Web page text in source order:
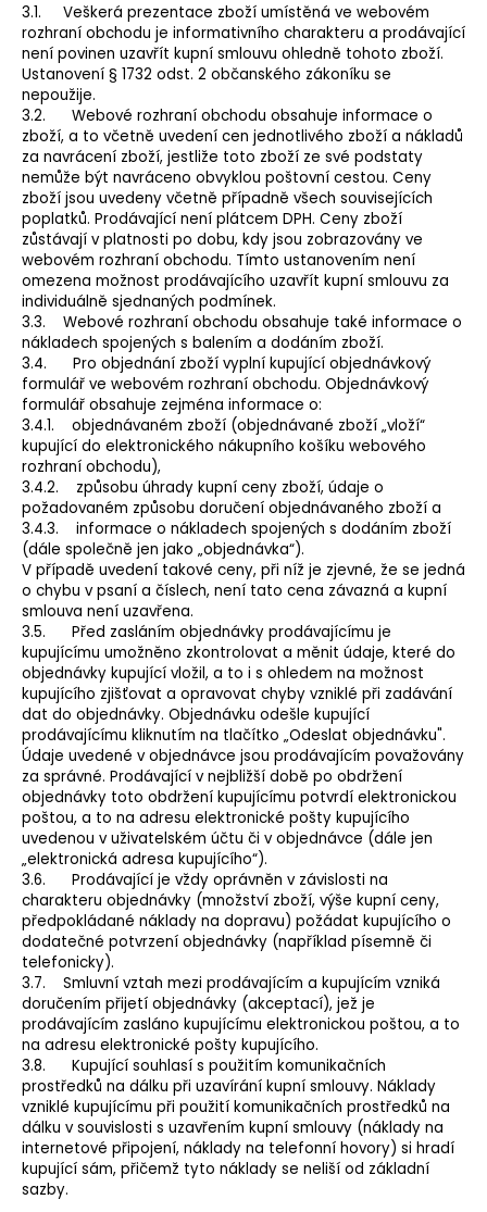
3.1. Veškerá prezentace zboží umístěná ve webovém
rozhraní obchodu je informativního charakteru a prodávající
není povinen uzavřít kupní smlouvu ohledně tohoto zboží.
Ustanovení § 1732 odst. 2 občanského zákoníku se
nepoužije.
3.2. Webové rozhraní obchodu obsahuje informace o
zboží, a to včetně uvedení cen jednotlivého zboží a nákladů
za navrácení zboží, jestliže toto zboží ze své podstaty
nemůže být navráceno obvyklou poštovní cestou. Ceny
zboží jsou uvedeny včetně případně všech souvisejících
poplatků. Prodávající není plátcem DPH. Ceny zboží
zůstávají v platnosti po dobu, kdy jsou zobrazovány ve
webovém rozhraní obchodu. Tímto ustanovením není
omezena možnost prodávajícího uzavřít kupní smlouvu za
individuálně sjednaných podmínek.
3.3. Webové rozhraní obchodu obsahuje také informace o
nákladech spojených s balením a dodáním zboží.
3.4. Pro objednání zboží vyplní kupující objednávkový
formulář ve webovém rozhraní obchodu. Objednávkový
formulář obsahuje zejména informace o:
3.4.1. objednávaném zboží (objednávané zboží „vloží“
kupující do elektronického nákupního košíku webového
rozhraní obchodu),
3.4.2. způsobu úhrady kupní ceny zboží, údaje o
požadovaném způsobu doručení objednávaného zboží a
3.4.3. informace o nákladech spojených s dodáním zboží
(dále společně jen jako „objednávka“).
V případě uvedení takové ceny, při níž je zjevné, že se jedná
o chybu v psaní a číslech, není tato cena závazná a kupní
smlouva není uzavřena.
3.5. Před zasláním objednávky prodávajícímu je
kupujícímu umožněno zkontrolovat a měnit údaje, které do
objednávky kupující vložil, a to i s ohledem na možnost
kupujícího zjišťovat a opravovat chyby vzniklé při zadávání
dat do objednávky. Objednávku odešle kupující
prodávajícímu kliknutím na tlačítko „Odeslat objednávku".
Údaje uvedené v objednávce jsou prodávajícím považovány
za správné. Prodávající v nejbližší době po obdržení
objednávky toto obdržení kupujícímu potvrdí elektronickou
poštou, a to na adresu elektronické pošty kupujícího
uvedenou v uživatelském účtu či v objednávce (dále jen
„elektronická adresa kupujícího“).
3.6. Prodávající je vždy oprávněn v závislosti na
charakteru objednávky (množství zboží, výše kupní ceny,
předpokládané náklady na dopravu) požádat kupujícího o
dodatečné potvrzení objednávky (například písemně či
telefonicky).
3.7. Smluvní vztah mezi prodávajícím a kupujícím vzniká
doručením přijetí objednávky (akceptací), jež je
prodávajícím zasláno kupujícímu elektronickou poštou, a to
na adresu elektronické pošty kupujícího.
3.8. Kupující souhlasí s použitím komunikačních
prostředků na dálku při uzavírání kupní smlouvy. Náklady
vzniklé kupujícímu při použití komunikačních prostředků na
dálku v souvislosti s uzavřením kupní smlouvy (náklady na
internetové připojení, náklady na telefonní hovory) si hradí
kupující sám, přičemž tyto náklady se neliší od základní
sazby.